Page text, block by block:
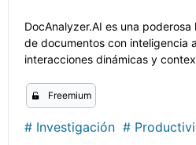
DocAnalyzer.AI es una
de documentos con inteligencia
interacciones dinámicas y
Freemium
# Investigación #